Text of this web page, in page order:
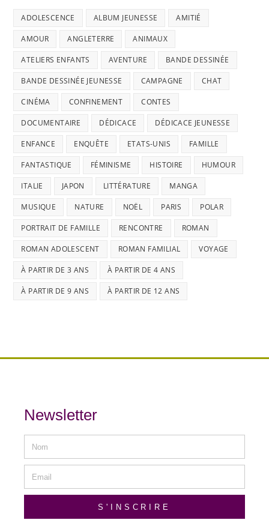
ADOLESCENCE ALBUM JEUNESSE AMITIÉ
AMOUR ANGLETERRE ANIMAUX
ATELIERS ENFANTS AVENTURE BANDE DESSINÉE
BANDE DESSINÉE JEUNESSE CAMPAGNE CHAT
CINÉMA CONFINEMENT CONTES
DOCUMENTAIRE DÉDICACE DÉDICACE JEUNESSE
ENFANCE ENQUÊTE ETATS-UNIS FAMILLE
FANTASTIQUE FÉMINISME HISTOIRE HUMOUR
ITALIE JAPON LITTÉRATURE MANGA
MUSIQUE NATURE NOËL PARIS POLAR
PORTRAIT DE FAMILLE RENCONTRE ROMAN
ROMAN ADOLESCENT ROMAN FAMILIAL VOYAGE
À PARTIR DE 3 ANS À PARTIR DE 4 ANS
À PARTIR DE 9 ANS À PARTIR DE 12 ANS
Newsletter
S'INSCRIRE